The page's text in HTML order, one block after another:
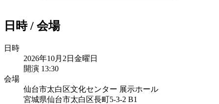
日時/ 会場
日時
2026年10月2日金曜日
開演 13:30
会場
仙台市太白区文化センター 展示ホール
宮城県仙台市太白区長町5-3-2 B1